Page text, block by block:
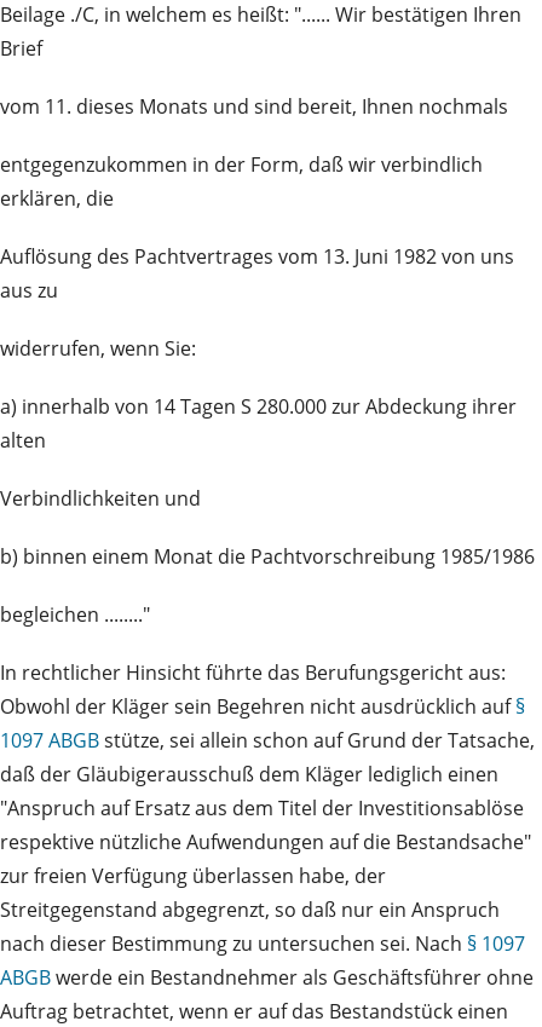
Beilage ./C, in welchem es heißt: "...... Wir bestätigen Ihren
Brief
vom 11. dieses Monats und sind bereit, Ihnen nochmals
entgegenzukommen in der Form, daß wir verbindlich
erklären, die
Auflösung des Pachtvertrages vom 13. Juni 1982 von uns
aus zu
widerrufen, wenn Sie:
a) innerhalb von 14 Tagen S 280.000 zur Abdeckung ihrer
alten
Verbindlichkeiten und
b) binnen einem Monat die Pachtvorschreibung 1985/1986
begleichen ........"
In rechtlicher Hinsicht führte das Berufungsgericht aus:
Obwohl der Kläger sein Begehren nicht ausdrücklich auf§
1097 ABGBstütze, sei allein schon auf Grund der Tatsache,
daß der Gläubigerausschuß dem Kläger lediglich einen
"Anspruch auf Ersatz aus dem Titel der Investitionsablöse
respektive nützliche Aufwendungen auf die Bestandsache"
zur freien Verfügung überlassen habe, der
Streitgegenstand abgegrenzt, so daß nur ein Anspruch
nach dieser Bestimmung zu untersuchen sei. Nach § 1097
ABGBwerde ein Bestandnehmer als Geschäftsführer ohne
Auftrag betrachtet, wenn er auf das Bestandstück einen